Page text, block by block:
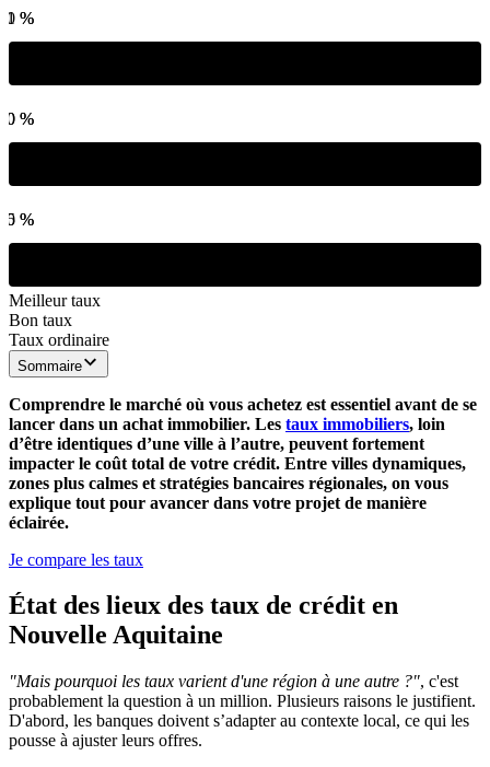
%
%
%
%
%
%
Meilleur taux
Bon taux
Taux ordinaire
Sommaire
Comprendre le marché où vous achetez est essentiel avant de se
lancer dans un achat immobilier. Les taux immobiliers, loin
d’être identiques d’une ville à l’autre, peuvent fortement
impacter le coût total de votre crédit. Entre villes dynamiques,
zones plus calmes et stratégies bancaires régionales, on vous
explique tout pour avancer dans votre projet de manière
éclairée.
Je compare les taux
État des lieux des taux de crédit en
Nouvelle Aquitaine
"Mais pourquoi les taux varient d'une région à une autre ?", c'est
probablement la question à un million. Plusieurs raisons le justifient.
D'abord, les banques doivent s’adapter au contexte local, ce qui les
pousse à ajuster leurs offres.